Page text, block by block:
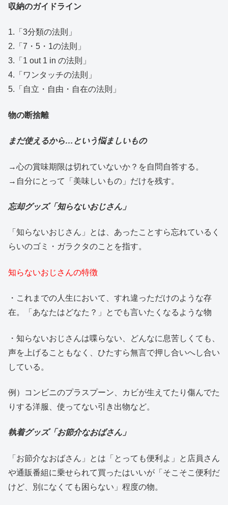
収納のガイドライン
1.「3分類の法則」
2.「7・5・1の法則」
3.「1 out 1 in の法則」
4.「ワンタッチの法則」
5.「自立・自由・自在の法則」
物の断捨離
まだ使えるから…という悩ましいもの
→心の賞味期限は切れていないか？を自問自答する。
→自分にとって「美味しいもの」だけを残す。
忘却グッズ「知らないおじさん」
「知らないおじさん」とは、あったことすら忘れているく
らいのゴミ・ガラクタのことを指す。
知らないおじさんの特徴
・これまでの人生において、すれ違っただけのような存
在。「あなたはどなた？」とでも言いたくなるような物
・知らないおじさんは喋らない、どんなに息苦しくても、
声を上げることもなく、ひたすら無言で押し合いへし合い
している。
例）コンビニのプラスプーン、カビが生えてたり傷んでた
りする洋服、使ってない引き出物など。
執着グッズ「お節介なおばさん」
「お節介なおばさん」とは「とっても便利よ」と店員さん
や通販番組に乗せられて買ったはいいが「そこそこ便利だ
けど、別になくても困らない」程度の物。